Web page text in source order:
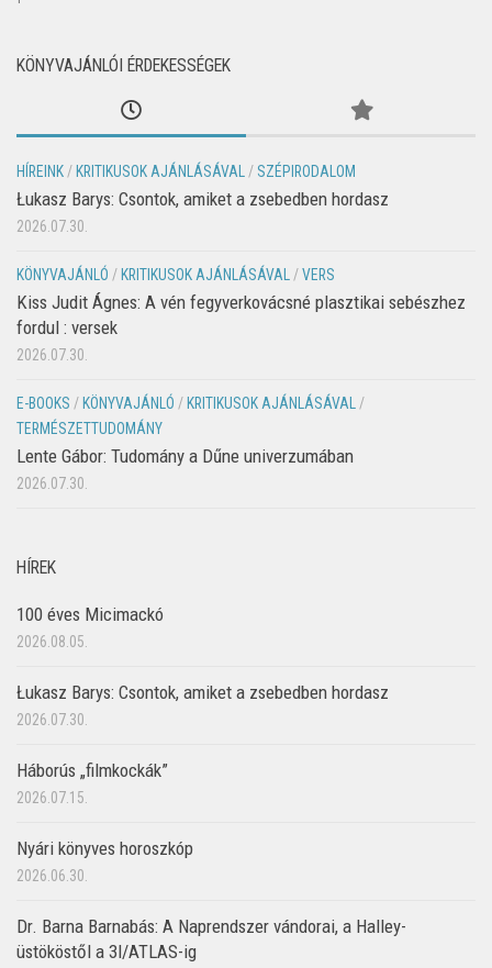
KÖNYVAJÁNLÓI ÉRDEKESSÉGEK
HÍREINK /KRITIKUSOK AJÁNLÁSÁVAL / SZÉPIRODALOM
Łukasz Barys: Csontok, amiket a zsebedben hordasz
2026.07.30.
KÖNYVAJÁNLÓ /KRITIKUSOK AJÁNLÁSÁVAL /VERS
Kiss Judit Ágnes: A vén fegyverkovácsné plasztikai sebészhez
fordul : versek
2026.07.30.
E-BOOKS /KÖNYVAJÁNLÓ /KRITIKUSOK AJÁNLÁSÁVAL /
TERMÉSZETTUDOMÁNY
Lente Gábor: Tudomány a Dűne univerzumában
2026.07.30.
HÍREK
100 éves Micimackó
2026.08.05.
Łukasz Barys: Csontok, amiket a zsebedben hordasz
2026.07.30.
Háborús „filmkockák”
2026.07.15.
Nyári könyves horoszkóp
2026.06.30.
Dr. Barna Barnabás: A Naprendszer vándorai, a Halley-
üstököstől a 3I/ATLAS-ig